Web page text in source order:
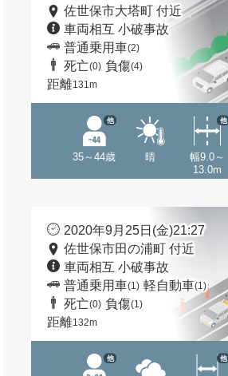
佐世保市大塔町 付近
車両相互 小破事故
普通乗用車(2)
死亡(0) 負傷(4)
距離131m
35～44歳
他
晴
幅9.0～
13.0m
他
2020年9月25日(金)21:27
佐世保市田の浦町 付近
車両相互 小破事故
普通乗用車(1) 軽自動車(1)
死亡(0) 負傷(1)
距離132m
他 他